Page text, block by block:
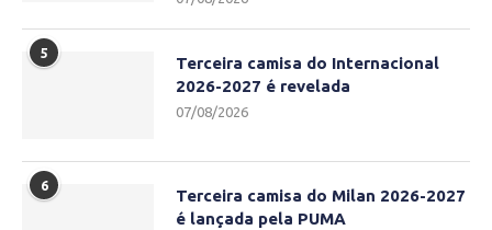
5
Terceira camisa do Internacional
2026-2027 é revelada
07/08/2026
6
Terceira camisa do Milan 2026-2027
é lançada pela PUMA